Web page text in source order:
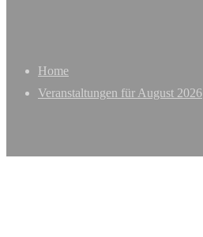
Home
Veranstaltungen für August 2026